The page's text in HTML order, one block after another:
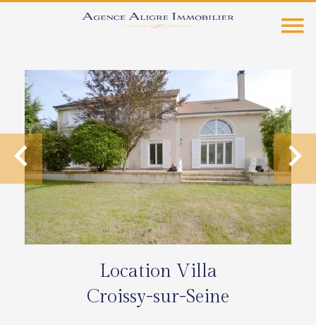
Location Villa
Croissy-sur-Seine